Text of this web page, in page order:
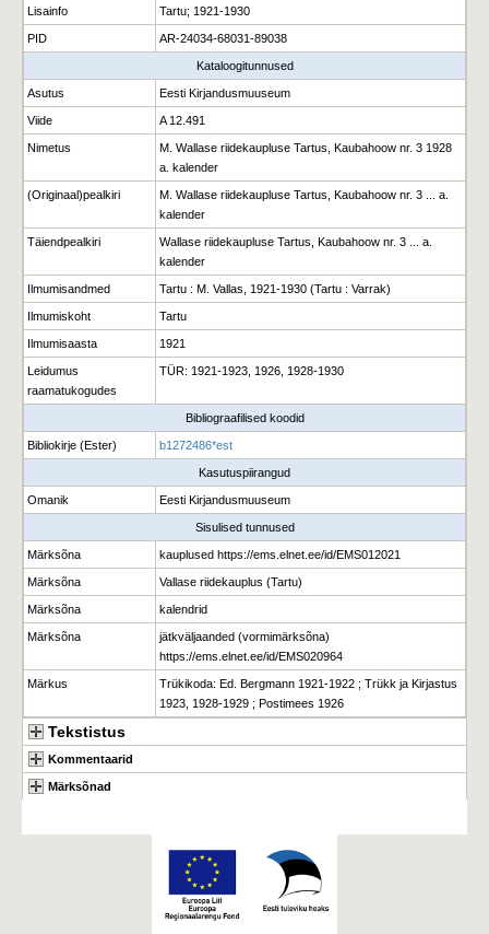
Lisainfo Tartu; 1921-1930
PID AR-24034-68031-89038
Kataloogitunnused
Asutus Eesti Kirjandusmuuseum
Viide A 12.491
Nimetus
M. Wallase riidekaupluse Tartus, Kaubahoow nr. 3 1928
a. kalender
(Originaal)pealkiri
M. Wallase riidekaupluse Tartus, Kaubahoow nr. 3 ... a.
kalender
Täiendpealkiri
Wallase riidekaupluse Tartus, Kaubahoow nr. 3 ... a.
kalender
Ilmumisandmed Tartu : M. Vallas, 1921-1930 (Tartu : Varrak)
Ilmumiskoht Tartu
Ilmumisaasta 1921
Leidumus
raamatukogudes
TÜR: 1921-1923, 1926, 1928-1930
Bibliograafilised koodid
Bibliokirje (Ester) b1272486*est
Kasutuspiirangud
Omanik Eesti Kirjandusmuuseum
Sisulised tunnused
Märksõna kauplused https://ems.elnet.ee/id/EMS012021
Märksõna Vallase riidekauplus (Tartu)
Märksõna kalendrid
Märksõna
jätkväljaanded (vormimärksõna)
https://ems.elnet.ee/id/EMS020964
Märkus
Trükikoda: Ed. Bergmann 1921-1922 ; Trükk ja Kirjastus
1923, 1928-1929 ; Postimees 1926
Tekstistus
Kommentaarid
Märksõnad